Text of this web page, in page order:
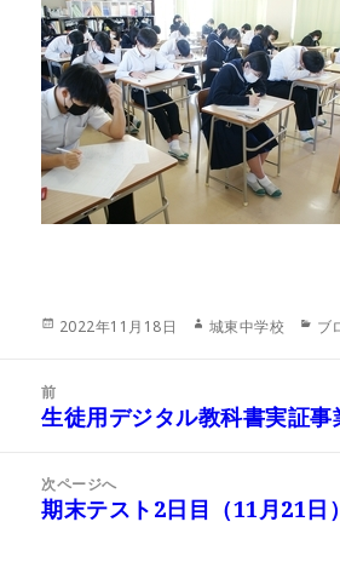
投
2022年11月18日
作
城東中学校
カ
ー
ブ
前
前
投
稿:
生徒用デジタル教科書実証事
次ページへ
次
期末テスト2日目（11月21日）